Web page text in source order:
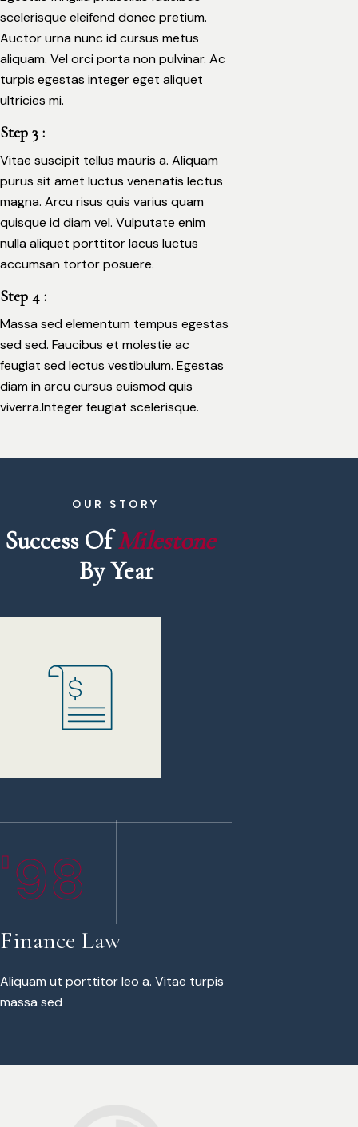
scelerisque eleifend donec pretium.
Auctor urna nunc id cursus metus
aliquam. Vel orci porta non pulvinar. Ac
turpis egestas integer eget aliquet
ultricies mi.
Step 3 :
Vitae suscipit tellus mauris a. Aliquam
purus sit amet luctus venenatis lectus
magna. Arcu risus quis varius quam
quisque id diam vel. Vulputate enim
nulla aliquet porttitor lacus luctus
accumsan tortor posuere.
Step 4 :
Massa sed elementum tempus egestas
sed sed. Faucibus et molestie ac
feugiat sed lectus vestibulum. Egestas
diam in arcu cursus euismod quis
viverra.Integer feugiat scelerisque.
OUR STORY
Success Of Milestone
By Year
'98
Finance Law
Aliquam ut porttitor leo a. Vitae turpis
massa sed